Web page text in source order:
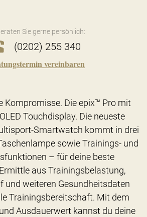
Sie gerne persönlich:
(0202) 255 340
vereinbaren
Kompromisse. Die epix™ Pro mit
Touchdisplay. Die neueste
Smartwatch kommt in drei
sowie Trainings- und
– für deine beste
aus Trainingsbelastung,
und weiteren Gesundheitsdaten
Trainingsbereitschaft. Mit dem
Ausdauerwert kannst du deine